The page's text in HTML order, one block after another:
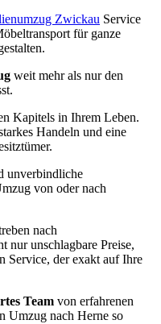
Zwickau Service
für ganze
weit mehr als nur den
Kapitels in Ihrem Leben.
Handeln und eine
unverbindliche
von oder nach
nach
nur unschlagbare Preise,
Service, der exakt auf Ihre
Team von erfahrenen
Umzug nach Herne so